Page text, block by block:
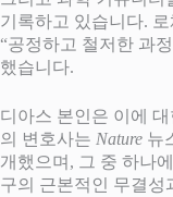
기록하고 있습니다.
“공정하고 철저한 과
했습니다.
디아스 본인은 이에
의 변호사는 Nature 뉴
개했으며, 그 중 하나
구의 근본적인 무결성